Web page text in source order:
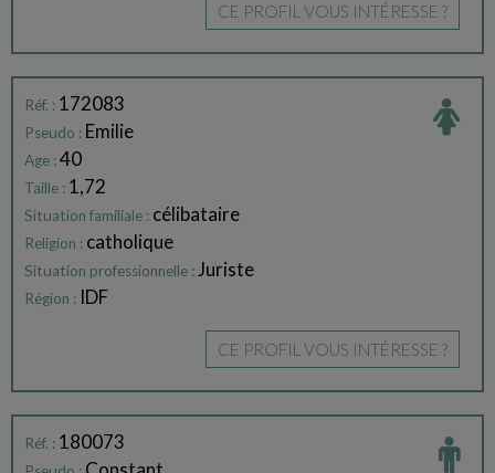
CE PROFIL VOUS INTÉRESSE ?
Réf. : 172083
Pseudo : Emilie
Age :40
Taille : 1,72
Situation familiale : célibataire
Religion : catholique
Situation professionnelle : Juriste
Région : IDF
CE PROFIL VOUS INTÉRESSE ?
Réf. : 180073